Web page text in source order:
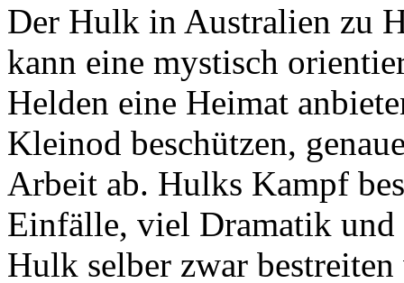
Der Hulk in Australien zu
kann eine mystisch
Helden eine Heimat
Kleinod beschützen,
Arbeit ab. Hulks Kampf
Einfälle, viel Dramatik
Hulk selber zwar